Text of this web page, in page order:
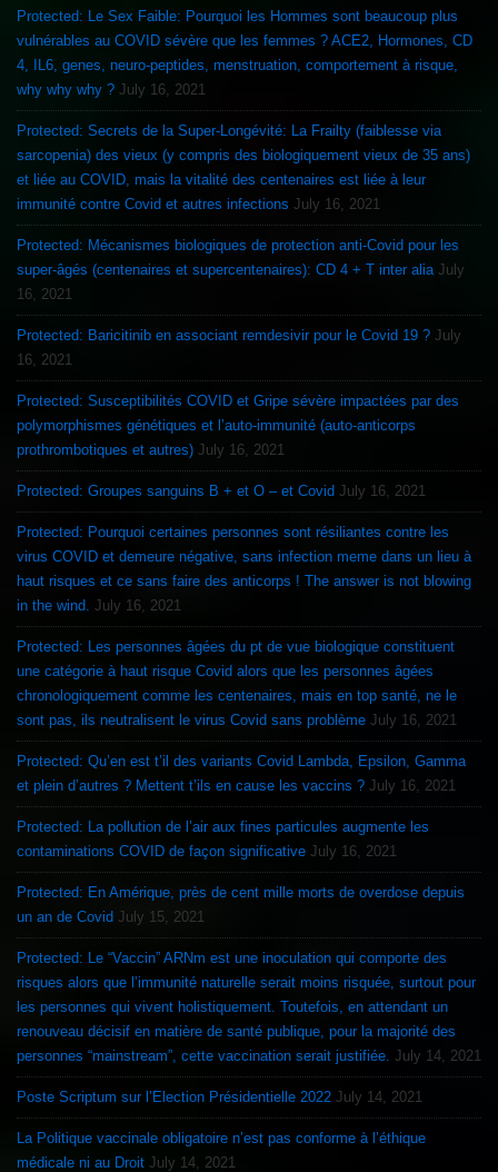
Protected: Le Sex Faible: Pourquoi les Hommes sont beaucoup plus
vulnérables au COVID sévère que les femmes ? ACE2, Hormones, CD
4, IL6, genes, neuro-peptides, menstruation, comportement à risque,
why why why ? July 16, 2021
Protected: Secrets de la Super-Longévité: La Frailty (faiblesse via
sarcopenia) des vieux (y compris des biologiquement vieux de 35 ans)
et liée au COVID, mais la vitalité des centenaires est liée à leur
immunité contre Covid et autres infections July 16, 2021
Protected: Mécanismes biologiques de protection anti-Covid pour les
super-âgés (centenaires et supercentenaires): CD 4 + T inter alia July
16, 2021
Protected: Baricitinib en associant remdesivir pour le Covid 19 ? July
16, 2021
Protected: Susceptibilités COVID et Gripe sévère impactées par des
polymorphismes génétiques et l’auto-immunité (auto-anticorps
prothrombotiques et autres) July 16, 2021
Protected: Groupes sanguins B + et O – et Covid July 16, 2021
Protected: Pourquoi certaines personnes sont résiliantes contre les
virus COVID et demeure négative, sans infection meme dans un lieu à
haut risques et ce sans faire des anticorps ! The answer is not blowing
in the wind. July 16, 2021
Protected: Les personnes âgées du pt de vue biologique constituent
une catégorie à haut risque Covid alors que les personnes âgées
chronologiquement comme les centenaires, mais en top santé, ne le
sont pas, ils neutralisent le virus Covid sans problème July 16, 2021
Protected: Qu’en est t’il des variants Covid Lambda, Epsilon, Gamma
et plein d’autres ? Mettent t’ils en cause les vaccins ? July 16, 2021
Protected: La pollution de l’air aux fines particules augmente les
contaminations COVID de façon significative July 16, 2021
Protected: En Amérique, près de cent mille morts de overdose depuis
un an de Covid July 15, 2021
Protected: Le “Vaccin” ARNm est une inoculation qui comporte des
risques alors que l’immunité naturelle serait moins risquée, surtout pour
les personnes qui vivent holistiquement. Toutefois, en attendant un
renouveau décisif en matière de santé publique, pour la majorité des
personnes “mainstream”, cette vaccination serait justifiée. July 14, 2021
Poste Scriptum sur l’Election Présidentielle 2022 July 14, 2021
La Politique vaccinale obligatoire n’est pas conforme à l’éthique
médicale ni au Droit July 14, 2021